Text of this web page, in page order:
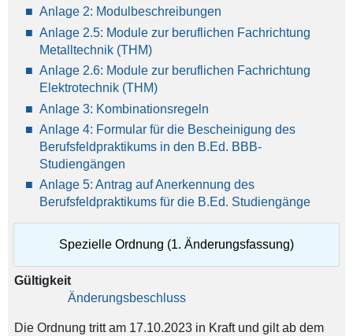
Anlage 2: Modulbeschreibungen
Anlage 2.5: Module zur beruflichen Fachrichtung
Metalltechnik (THM)
Anlage 2.6: Module zur beruflichen Fachrichtung
Elektrotechnik (THM)
Anlage 3: Kombinationsregeln
Anlage 4: Formular für die Bescheinigung des
Berufsfeldpraktikums in den B.Ed. BBB-
Studiengängen
Anlage 5: Antrag auf Anerkennung des
Berufsfeldpraktikums für die B.Ed. Studiengänge
Spezielle Ordnung (1. Änderungsfassung)
Gültigkeit
Änderungsbeschluss
Die Ordnung tritt am 17.10.2023 in Kraft und gilt ab dem